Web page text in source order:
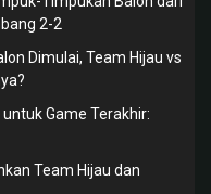
2-2
Dimulai, Team Hijau vs
Game Terakhir:
Team Hijau dan